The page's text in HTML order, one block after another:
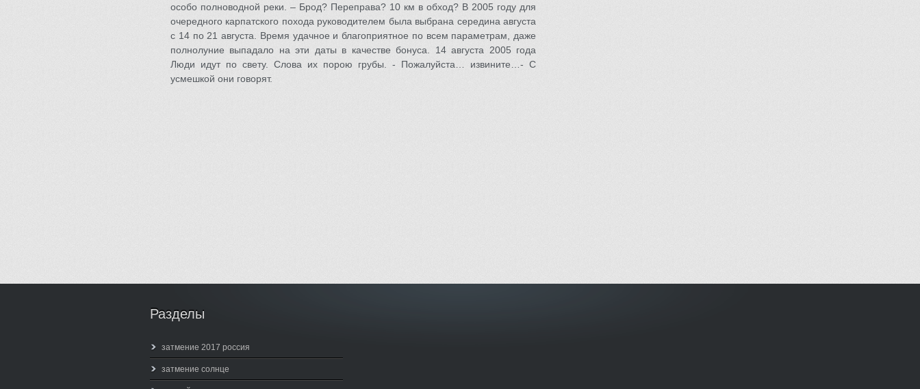
особо полноводной реки. – Брод? Переправа? 10 км в обход? В 2005 году для
очередного карпатского похода руководителем была выбрана середина августа
с 14 по 21 августа. Время удачное и благоприятное по всем параметрам, даже
полнолуние выпадало на эти даты в качестве бонуса. 14 августа 2005 года
Люди идут по свету. Слова их порою грубы. - Пожалуйста… извините…- С
усмешкой они говорят.
Разделы
затмение 2017 россия
затмение солнце